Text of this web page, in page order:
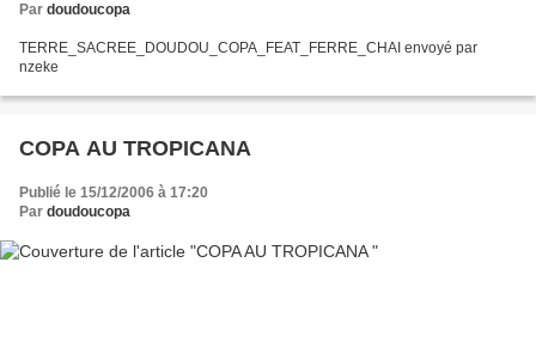
Par doudoucopa
TERRE_SACREE_DOUDOU_COPA_FEAT_FERRE_CHAI envoyé par
nzeke
COPA AU TROPICANA
Publié le 15/12/2006 à 17:20
Par doudoucopa